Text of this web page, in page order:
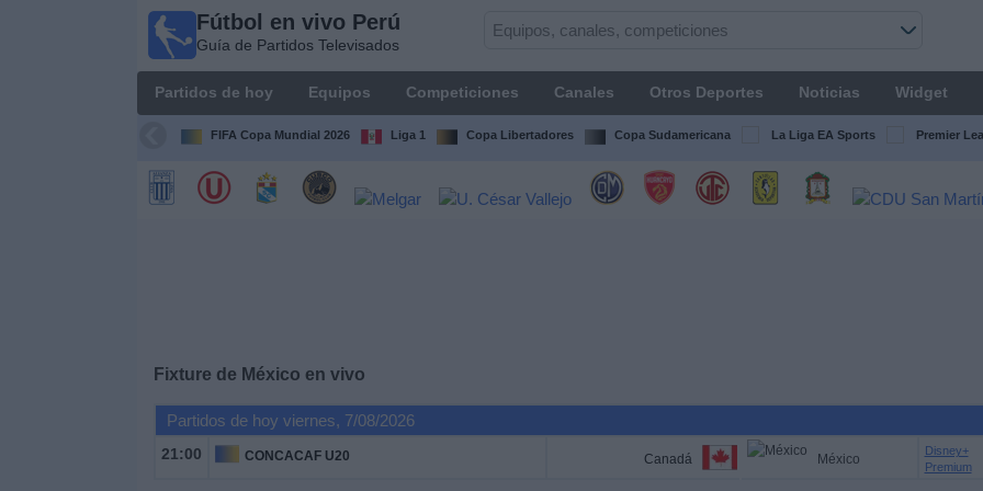
Fútbol en vivo Perú
Guía de Partidos Televisados
Partidos de hoy Equipos Competiciones Canales Otros Deportes Noticias Widget
FIFA Copa Mundial 2026 Liga 1 Copa Libertadores Copa Sudamericana La Liga EA Sports Premier
Fixture de México en vivo
Partidos de hoy viernes, 7/08/2026
21:00 CONCACAF U20 Canadá México
Disney+
Premium